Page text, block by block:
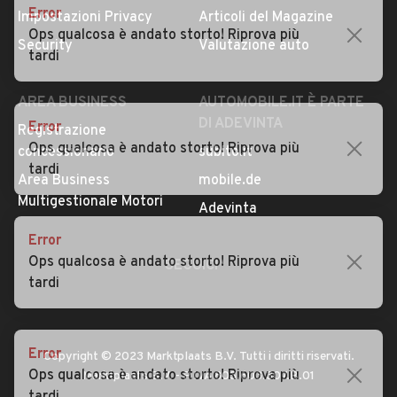
Privacy
Impostazioni Privacy
Security
Concessionari in Italia
Articoli del Magazine
Valutazione auto
AREA BUSINESS
Registrazione
concessionario
Area Business
Multigestionale Motori
DI ADEVINTA
subito.it
mobile.de
Copyright © 2023 Marktplaats B.V. Tutti i diritti riservati.
Error
Ops qualcosa è andato storto! Riprova più
tardi
Error
Ops qualcosa è andato storto! Riprova più
tardi
Error
Ops qualcosa è andato storto! Riprova più
tardi
Error
Ops qualcosa è andato storto! Riprova più